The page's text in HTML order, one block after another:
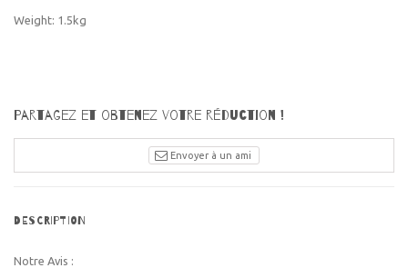
Weight: 1.5kg
Partagez et obtenez votre réduction !
Envoyer à un ami
DESCRIPTION
Notre Avis :